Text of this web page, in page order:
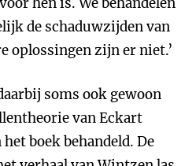
de schaduwzijden van
oplossingen zijn er niet.’
soms ook gewoon
van Eckart
boek behandeld. De